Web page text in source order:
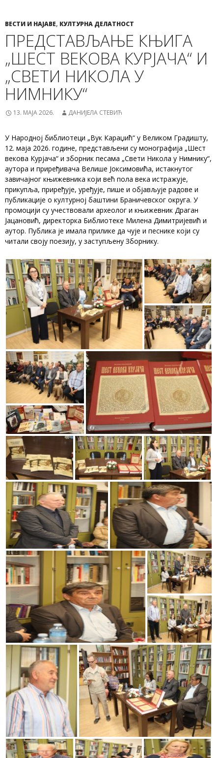
ВЕСТИ И НАЈАВЕ, КУЛТУРНА ДЕЛАТНОСТ
ПРЕДСТАВЉАЊЕ КЊИГА
„ШЕСТ ВЕКОВА КУРЈАЧА“ И
„СВЕТИ НИКОЛА У
НИМНИКУ“
13. МАЈА 2026. ДАНИЈЕЛА СТЕВИЋ
У Народној библиотеци „Вук Караџић“ у Великом Градишту,
12. маја 2026. године, представљени су монографија „Шест
векова Курјача“ и зборник песама „Свети Никола у Нимнику“,
аутора и приређивача Велише Јоксимовића, истакнутог
завичајног књижевника који већ пола века истражује,
прикупља, приређује, уређује, пише и објављује радове и
публикације о културној баштини Браничевског округа. У
промоцији су учествовали археолог и књижевник Драган
Јацановић, директорка Библиотеке Милена Димитријевић и
аутор. Публика је имала прилике да чује и песнике који су
читали своју поезију, у заступљену Зборнику.